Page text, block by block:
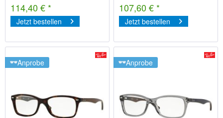
114,40 € *
Jetzt bestellen
107,60 € *
Jetzt bestellen
Anprobe Anprobe